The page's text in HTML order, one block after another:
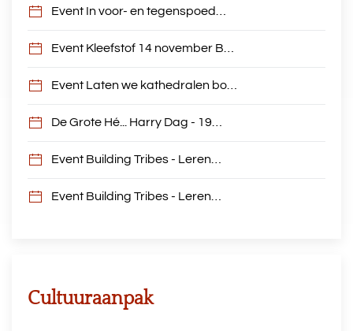
Event In voor- en tegenspoed…
Event Kleefstof 14 november B…
Event Laten we kathedralen bo…
De Grote Hé... Harry Dag - 19…
Event Building Tribes - Leren…
Event Building Tribes - Leren…
Cultuuraanpak